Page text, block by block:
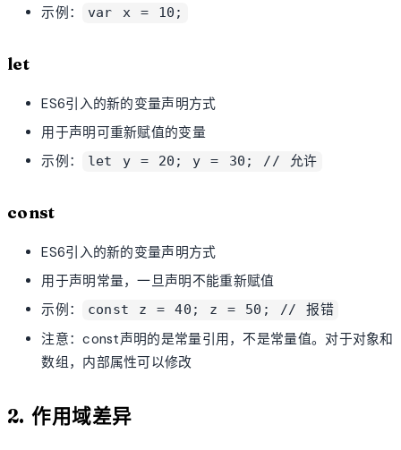
示例：
var x = 10;
let
ES6引入的新的变量声明方式
用于声明可重新赋值的变量
示例：
let y = 20; y = 30; // 允许
const
ES6引入的新的变量声明方式
用于声明常量，一旦声明不能重新赋值
示例：
const z = 40; z = 50; // 报错
注意：const声明的是常量引用，不是常量值。对于对象和
数组，内部属性可以修改
2. 作用域差异